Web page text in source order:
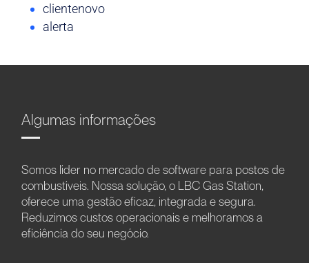
clientenovo
alerta
Algumas informações
Somos líder no mercado de software para postos de
combustíveis. Nossa solução, o LBC Gas Station,
oferece uma gestão eficaz, integrada e segura.
Reduzimos custos operacionais e melhoramos a
eficiência do seu negócio.